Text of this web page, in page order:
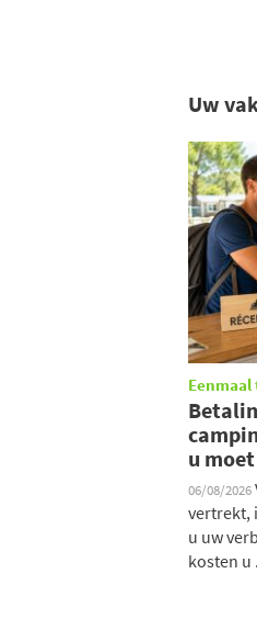
Uw
u
06/08/2026
vertrekt,
u uw
kosten u